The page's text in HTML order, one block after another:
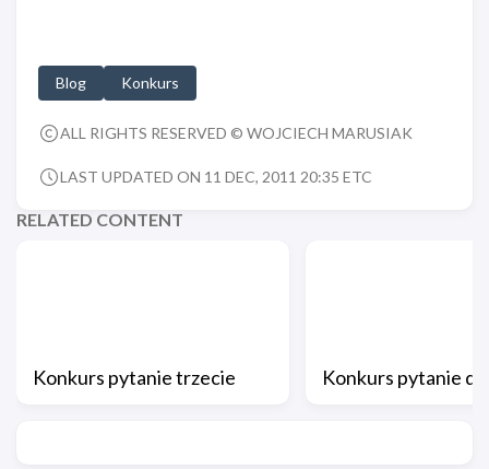
Blog Konkurs
ALL RIGHTS RESERVED © WOJCIECH MARUSIAK
LAST UPDATED ON 11 DEC, 2011 20:35 ETC
RELATED CONTENT
Konkurs pytanie trzecie Konkurs pytanie